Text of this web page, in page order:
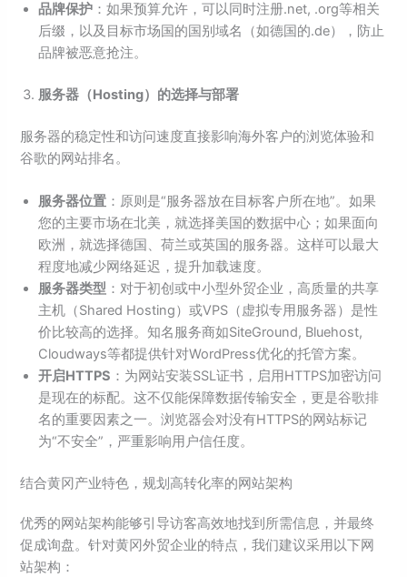
品牌保护 ：如果预算允许，可以同时注册.net, .org等相关
后缀，以及目标市场国的国别域名（如德国的.de），防止
品牌被恶意抢注。
服务器（Hosting）的选择与部署
服务器的稳定性和访问速度直接影响海外客户的浏览体验和
谷歌的网站排名。
服务器位置 ：原则是“服务器放在目标客户所在地”。如果
您的主要市场在北美，就选择美国的数据中心；如果面向
欧洲，就选择德国、荷兰或英国的服务器。这样可以最大
程度地减少网络延迟，提升加载速度。
服务器类型 ：对于初创或中小型外贸企业，高质量的共享
主机（Shared Hosting）或VPS（虚拟专用服务器）是性
价比较高的选择。知名服务商如SiteGround, Bluehost,
Cloudways等都提供针对WordPress优化的托管方案。
开启HTTPS ：为网站安装SSL证书，启用HTTPS加密访问
是现在的标配。这不仅能保障数据传输安全，更是谷歌排
名的重要因素之一。浏览器会对没有HTTPS的网站标记
为“不安全”，严重影响用户信任度。
结合黄冈产业特色，规划高转化率的网站架构
优秀的网站架构能够引导访客高效地找到所需信息，并最终
促成询盘。针对黄冈外贸企业的特点，我们建议采用以下网
站架构：